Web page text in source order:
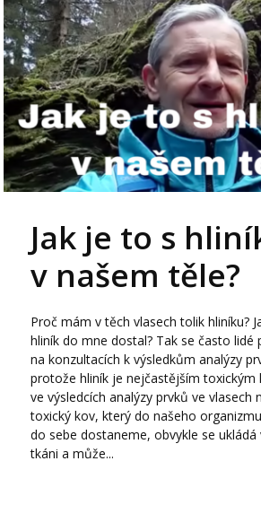
Jak je to s
v našem těle?
Proč mám v těch vlasech tolik hliníku?
hliník do mne dostal? Tak se často lidé
na konzultacích k výsledkům analýzy
protože hliník je nejčastějším toxickým
ve výsledcích analýzy prvků ve vlasech
toxický kov, který do našeho
do sebe dostaneme, obvykle se
tkáni a může...